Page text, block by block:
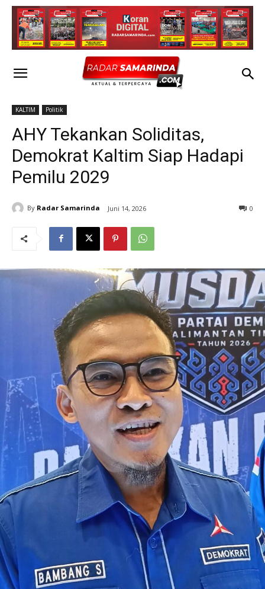
KALTIM Politik
AHY Tekankan Soliditas,
Demokrat Kaltim Siap Hadapi
Pemilu 2029
By Radar Samarinda Juni 14, 2026 0